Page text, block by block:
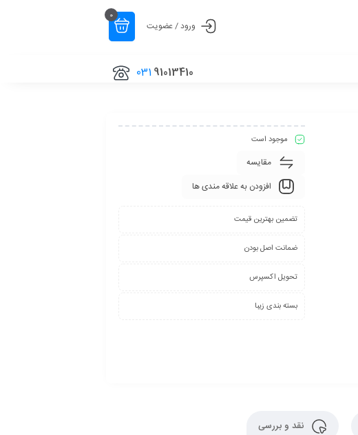
ورود / عضویت
0
91013410
031
موجود است
مقایسه
افزودن به علاقه مندی ها
تضمین بهترین قیمت
ضمانت اصل بودن
تحویل اکسپرس
بسته بندی زیبا
نقد و بررسی